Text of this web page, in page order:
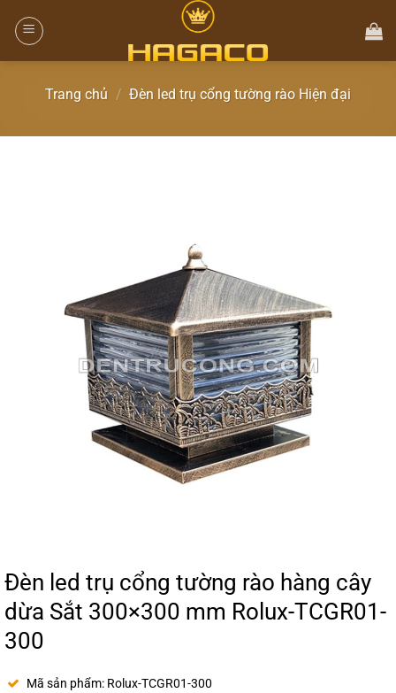
Trang chủ / Đèn led trụ cổng tường rào Hiện đại
Đèn led trụ cổng tường rào hàng cây
dừa Sắt 300×300 mm Rolux-TCGR01-
300
Mã sản phẩm: Rolux-TCGR01-300